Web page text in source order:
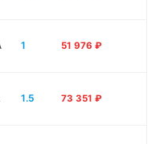
1 51 976 ₽
1.5 73 351 ₽